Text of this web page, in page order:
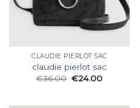
CLAUDIE PIERLOT SAC
claudie pierlot sac
€36.00 €24.00